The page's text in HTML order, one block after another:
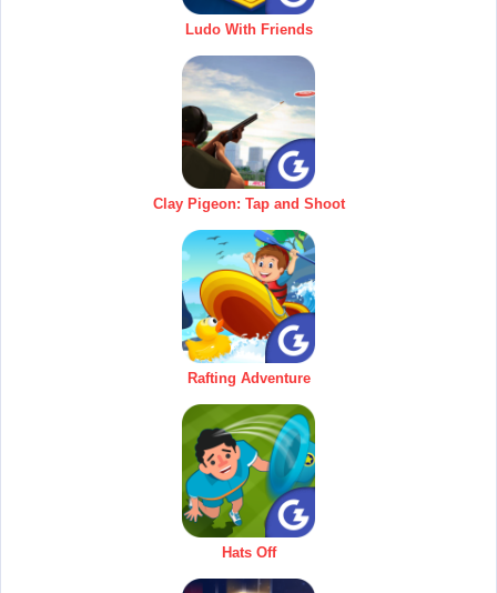
Ludo With Friends
Clay Pigeon: Tap and Shoot
Rafting Adventure
Hats Off